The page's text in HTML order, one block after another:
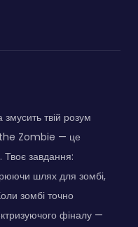
твій розум
the Zombie — це
завдання:
шлях для зомбі,
зомбі точно
фіналу —